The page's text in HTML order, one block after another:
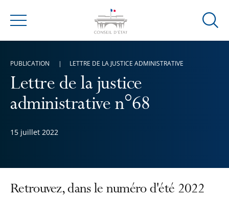
Menu
Ouvrir
Lettre de la justice
administrative n°68
15 juillet 2022
PUBLICATION LETTRE DE LA JUSTICE ADMINISTRATIVE
Retrouvez, dans le numéro d'été 2022